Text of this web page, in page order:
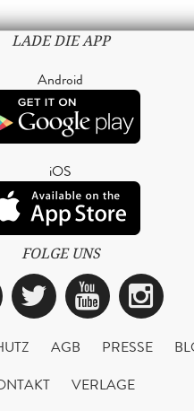
LADE DIE APP
Android
iOS
FOLGE UNS
Twitter
AGB PRESSE
VERLAGE